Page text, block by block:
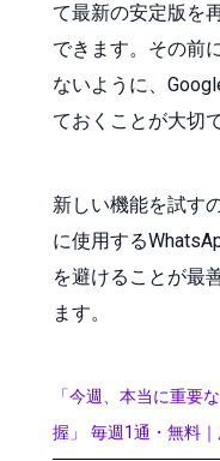
て最新の安定版を
できます。その前
ないように、
ておくことが大切で
新しい機能を試す
に使用する
を避けることが最
ます。
「今週、本当に重要
握」 毎週1通・無料